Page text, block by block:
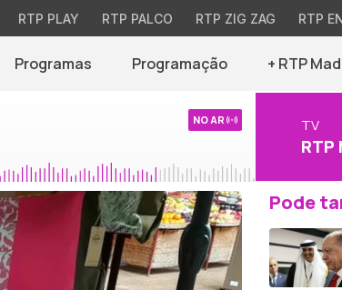
RTP PLAY RTP PALCO RTP ZIG ZAG RTP
Programas Programação + RTP
NO AR TV
RTP
Pode